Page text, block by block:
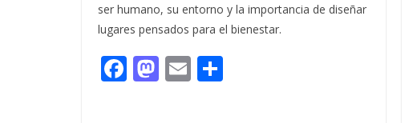
ser humano, su entorno y la importancia de diseñar
lugares pensados para el bienestar.
F M E